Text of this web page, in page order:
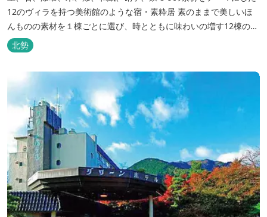
12のヴィラを持つ美術館のような宿・素粋居 素のままで美しいほ
んものの素材を１棟ごとに選び、時とともに味わいの増す12棟のヴ
ィラをつくりました。現代美術・工芸・古美術・アンティークをし
つらえた空間は、 とびきり居心地が良い美術館のよう。次はあのヴ
ィラで素材とアートに触れたい。 そんな滞在の楽しみが広がりま
す。 「そ...
北勢